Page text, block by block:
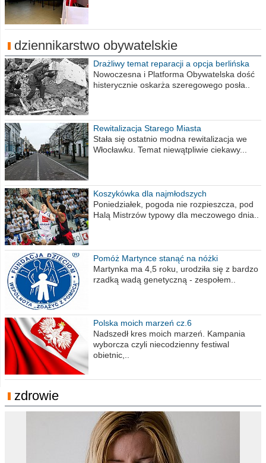
dziennikarstwo obywatelskie
Drażliwy temat reparacji a opcja berlińska
Nowoczesna i Platforma Obywatelska dość
histerycznie oskarża szeregowego posła..
Rewitalizacja Starego Miasta
Stała się ostatnio modna rewitalizacja we
Włocławku. Temat niewątpliwie ciekawy...
Koszykówka dla najmłodszych
Poniedziałek, pogoda nie rozpieszcza, pod
Halą Mistrzów typowy dla meczowego dnia..
Pomóż Martynce stanąć na nóżki
Martynka ma 4,5 roku, urodziła się z bardzo
rzadką wadą genetyczną - zespołem..
Polska moich marzeń cz.6
Nadszedł kres moich marzeń. Kampania
wyborcza czyli niecodzienny festiwal
obietnic,..
zdrowie